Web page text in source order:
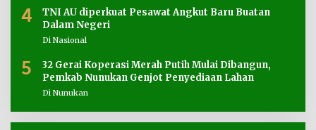
4
TNI AU diperkuat Pesawat Angkut Baru Buatan
Dalam Negeri
Di Nasional
5
32 Gerai Koperasi Merah Putih Mulai Dibangun,
Pemkab Nunukan Genjot Penyediaan Lahan
Di Nunukan